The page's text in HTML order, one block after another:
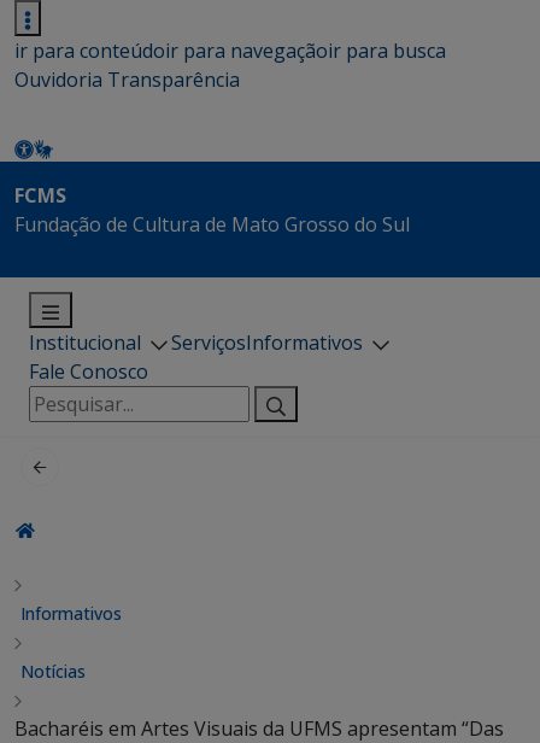
ir para conteúdoir para navegaçãoir para busca
Ouvidoria Transparência
FCMS
Fundação de Cultura de Mato Grosso do Sul
Institucional ServiçosInformativos
Fale Conosco
Pesquisar
por:
Informativos
Notícias
Bacharéis em Artes Visuais da UFMS apresentam “Das